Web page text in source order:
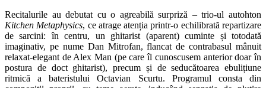
Recitalurile au debutat cu o agreabilă surpriză – trio-ul autohton
Kitchen Metaphysics, ce atrage atenția printr-o echilibrată repartizare
de sarcini: în centru, un ghitarist (aparent) cuminte și totodată
imaginativ, pe nume Dan Mitrofan, flancat de contrabasul mânuit
relaxat-elegant de Alex Man (pe care îl cunoscusem anterior doar în
postura de doct ghitarist), precum și de seducătoarea ebulițiune
ritmică a bateristului Octavian Scurtu. Programul consta din